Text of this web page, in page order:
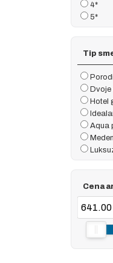
4*
5*
Tip
Hotel
Aqua
Cena
641.00